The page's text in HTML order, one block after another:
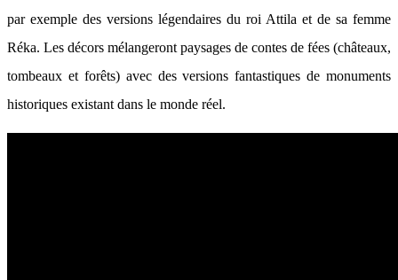
par exemple des versions légendaires du roi Attila et de sa femme
Réka. Les décors mélangeront paysages de contes de fées (châteaux,
tombeaux et forêts) avec des versions fantastiques de monuments
historiques existant dans le monde réel.